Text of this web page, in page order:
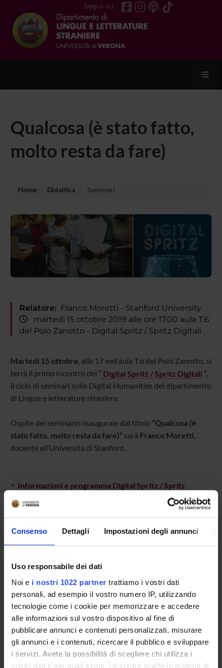
Consenso Dettagli Impostazioni degli annunci
Uso responsabile dei dati
Noi e i nostri 1022 partner trattiamo i vostri dati
personali, ad esempio il vostro numero IP, utilizzando
tecnologie come i cookie per memorizzare e accedere
alle informazioni sul vostro dispositivo al fine di
pubblicare annunci e contenuti personalizzati, misurare
gli annunci e i contenuti, ricercare il pubblico e sviluppare
i servizi. Avete la possibilità di scegliere chi utilizza i
vostri dati e per quali scopi. Le vostre scelte in materia di
Segui su
Qualcosa (è stato fatto,
molto resta da fare)
Home Didattica Seminari
Relatore: Franco Moretti - Stanford University
martedì 15 ottobre 2019 alle ore 17.00 aula T.6
del Polo Zanotto - Digital Spritz / Spritz Digitali
Martedì 15 ottobre, alle 17 nell’aula T.6 del Polo Zanotto, si
terrà il primo incontro dei “ Digital Spritz / Spritz Digitali ”,
il ciclo di seminari sulle Digital Humanities del dipartimento
di Lingue e letterature straniere.
Ospite del seminario inaugurale dal titolo “Qualcosa (è
stato fatto, molto resta da fare)”sarà Franco Moretti,
docente all’Università di Stanford.
> Informazioni e programma Digital Spritz / Spritz
Digitali”
TITOLO FORMATO (LINGUA, DIMENSIONE, DATA
Programma pdf (it, 370 KB, 07/10/19)
Referente
Massimo Salgaro
Referente esterno
Data pubblicazione
7 ottobre 2019